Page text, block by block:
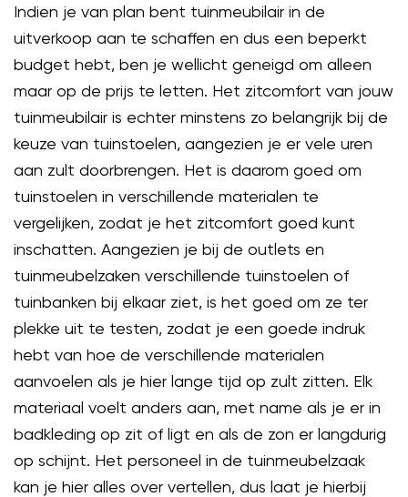
Indien je van plan bent tuinmeubilair in de
uitverkoop aan te schaffen en dus een beperkt
budget hebt, ben je wellicht geneigd om alleen
maar op de prijs te letten. Het zitcomfort van jouw
tuinmeubilair is echter minstens zo belangrijk bij de
keuze van tuinstoelen, aangezien je er vele uren
aan zult doorbrengen. Het is daarom goed om
tuinstoelen in verschillende materialen te
vergelijken, zodat je het zitcomfort goed kunt
inschatten. Aangezien je bij de outlets en
tuinmeubelzaken verschillende tuinstoelen of
tuinbanken bij elkaar ziet, is het goed om ze ter
plekke uit te testen, zodat je een goede indruk
hebt van hoe de verschillende materialen
aanvoelen als je hier lange tijd op zult zitten. Elk
materiaal voelt anders aan, met name als je er in
badkleding op zit of ligt en als de zon er langdurig
op schijnt. Het personeel in de tuinmeubelzaak
kan je hier alles over vertellen, dus laat je hierbij